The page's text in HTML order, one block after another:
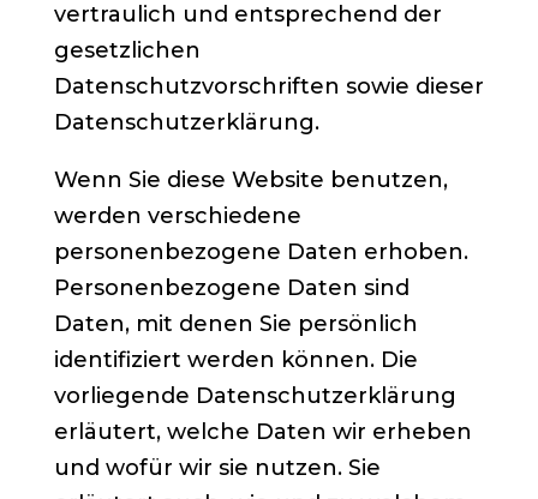
vertraulich und entsprechend der
gesetzlichen
Datenschutzvorschriften sowie dieser
Datenschutzerklärung.
Wenn Sie diese Website benutzen,
werden verschiedene
personenbezogene Daten erhoben.
Personenbezogene Daten sind
Daten, mit denen Sie persönlich
identifiziert werden können. Die
vorliegende Datenschutzerklärung
erläutert, welche Daten wir erheben
und wofür wir sie nutzen. Sie